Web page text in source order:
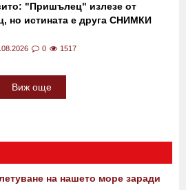
"Пришълец" излезе от
но истината е друга СНИМКИ
0 1517
Виж още
на нашето море заради